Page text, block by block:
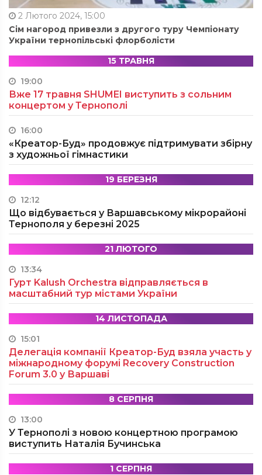
2 Лютого 2024, 15:00
Сім нагород привезли з другого туру Чемпіонату
України тернопільські флорболісти
15 ТРАВНЯ
19:00
Вже 17 травня SHUMEI виступить з сольним
концертом у Тернополі
16:00
«Креатор-Буд» продовжує підтримувати збірну
з художньої гімнастики
19 БЕРЕЗНЯ
12:12
Що відбувається у Варшавському мікрорайоні
Тернополя у березні 2025
21 ЛЮТОГО
13:34
Гурт Kalush Orchestra відправляється в
масштабний тур містами України
14 ЛИСТОПАДА
15:01
Делегація компанії Креатор-Буд взяла участь у
міжнародному форумі Recovery Construction
Forum 3.0 у Варшаві
8 СЕРПНЯ
13:00
У Тернополі з новою концертною програмою
виступить Наталія Бучинська
1 СЕРПНЯ